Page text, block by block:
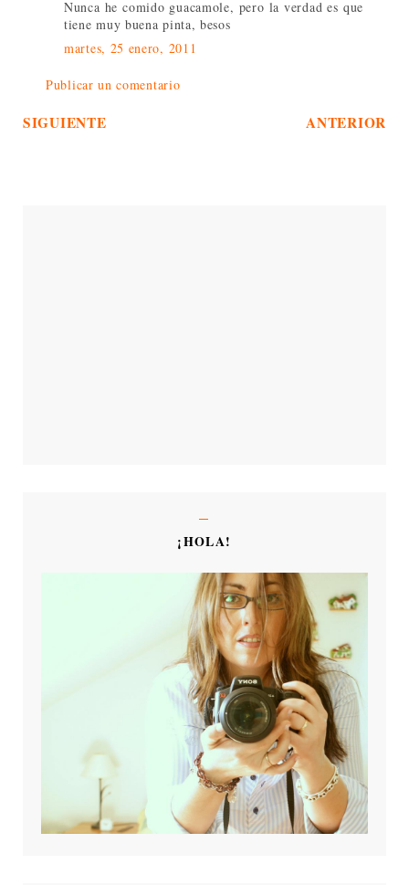
Nunca he comido guacamole, pero la verdad es que
tiene muy buena pinta, besos
martes, 25 enero, 2011
Publicar un comentario
SIGUIENTE ANTERIOR
¡HOLA!